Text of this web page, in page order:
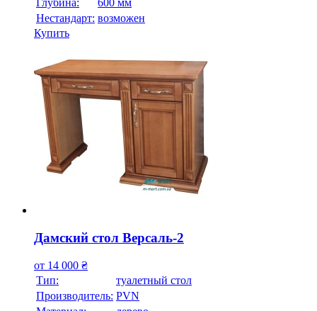
Глубина:
600 мм
Нестандарт: возможен
Купить
Дамский стол Версаль-2
от 14 000 ₴
Тип:
туалетный стол
Производитель: PVN